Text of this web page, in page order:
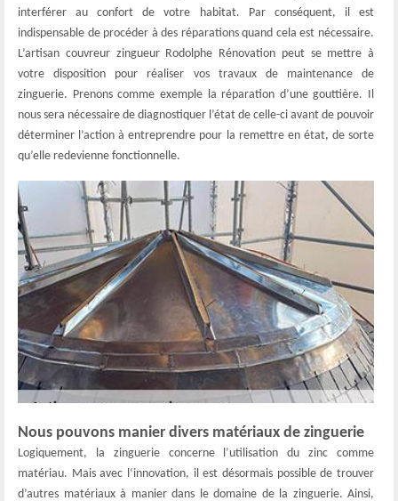
interférer au confort de votre habitat. Par conséquent, il est
indispensable de procéder à des réparations quand cela est nécessaire.
L’artisan couvreur zingueur Rodolphe Rénovation peut se mettre à
votre disposition pour réaliser vos travaux de maintenance de
zinguerie. Prenons comme exemple la réparation d’une gouttière. Il
nous sera nécessaire de diagnostiquer l’état de celle-ci avant de pouvoir
déterminer l’action à entreprendre pour la remettre en état, de sorte
qu’elle redevienne fonctionnelle.
Nous pouvons manier divers matériaux de zinguerie
Logiquement, la zinguerie concerne l’utilisation du zinc comme
matériau. Mais avec l‘innovation, il est désormais possible de trouver
d’autres matériaux à manier dans le domaine de la zinguerie. Ainsi,